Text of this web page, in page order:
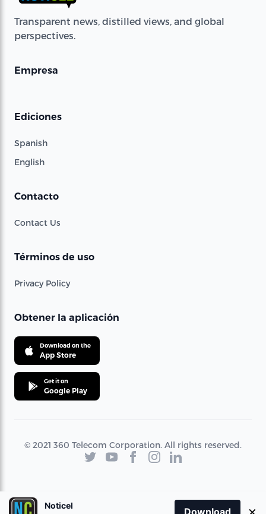
Transparent news, distilled views, and global
perspectives.
Empresa
Ediciones
Spanish
English
Contacto
Contact Us
Términos de uso
Privacy Policy
Obtener la aplicación
Download on the
App Store
Get it on
Google Play
© 2021 360 Telecom Corporation. All rights reserved.
Noticel
Download